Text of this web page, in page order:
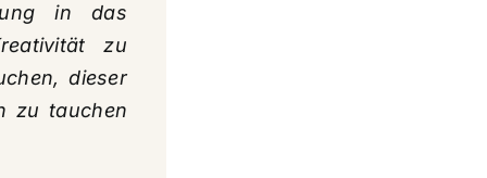
in das
zu
dieser
zu tauchen